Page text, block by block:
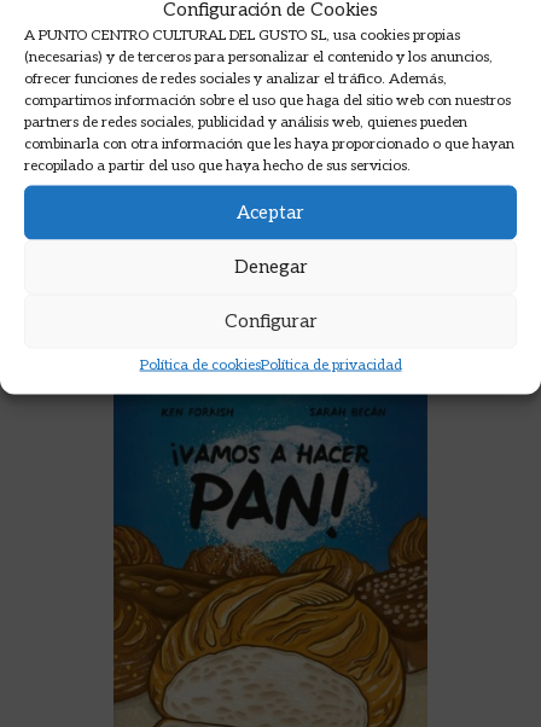
Configuración de Cookies
A PUNTO CENTRO CULTURAL DEL GUSTO SL, usa cookies propias
(necesarias) y de terceros para personalizar el contenido y los anuncios,
ofrecer funciones de redes sociales y analizar el tráfico. Además,
compartimos información sobre el uso que haga del sitio web con nuestros
partners de redes sociales, publicidad y análisis web, quienes pueden
combinarla con otra información que les haya proporcionado o que hayan
recopilado a partir del uso que haya hecho de sus servicios.
Aceptar
Denegar
Configurar
Política de cookiesPolítica de privacidad
MASAS CON CITAS NUTRITIVAS
AÑADIR A LA CESTA